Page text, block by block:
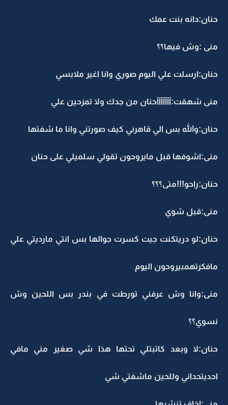
حنان:دانه بنت عمك
منى :وش فيها؟؟
حنان:ارسلت علي اليوم صوري وانا اغير ملابسي
منى شهقت:آآآآآآآحنان من جدك ولا تمزحين علي
حنان:والله بس الي قاهرني كيف صورتني وانا ما شفتها
منى:اشوفها قبل مايروحون تقولي سلميلي على حنان
حنان:راحو!!!متى؟؟؟
منى:قبل شوي
حنان:لو دريتكنت جيت كسرت جوالها بس انتي مارديتي علي
مافكرتهمبيروحون اليوم
منى:وانا وش عرفني تورطت في بندر بس اللحين وش
نسوي؟؟
حنان:لا وبعد كاتبتلي تحتها هذا شي صغير مني مافي
احديتحداني وللحين ماشفتي شي